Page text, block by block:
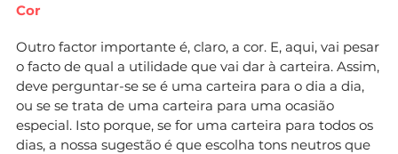
Cor
Outro factor importante é, claro, a cor. E, aqui, vai pesar
o facto de qual a utilidade que vai dar à carteira. Assim,
deve perguntar-se se é uma carteira para o dia a dia,
ou se se trata de uma carteira para uma ocasião
especial. Isto porque, se for uma carteira para todos os
dias, a nossa sugestão é que escolha tons neutros que